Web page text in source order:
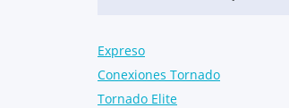
Expreso
Conexiones Tornado
Tornado Elite